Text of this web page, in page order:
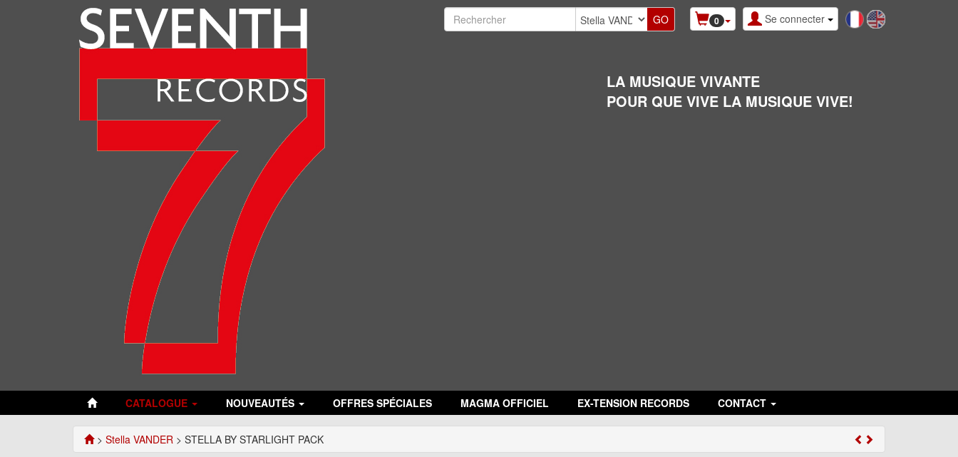
LA MUSIQUE VIVANTE
POUR QUE VIVE LA MUSIQUE VIVE!
Se connecter
0
CATALOGUE NOUVEAUTÉS OFFRES SPÉCIALES MAGMA OFFICIEL EX-TENSION RECORDS CONTACT
> Stella VANDER > STELLA BY STARLIGHT PACK